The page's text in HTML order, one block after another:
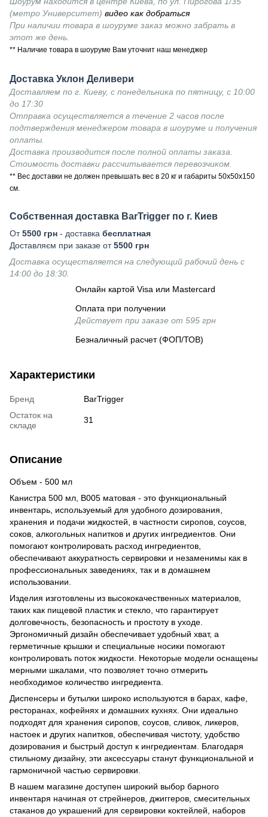
(метро Университет) видео как добраться
При наличии товара в шоуруме заказ можно забрать в
этот же день.
** Наличие товара в шоуруме Вам уточнит наш менеджер
Доставка Уклон Деливери
Доставляем по г. Киеву, с понедельника по пятницу, с 10:00
до 17:30
Отправка осуществляется в течение 2 часов после
подтверждения менеджером товара в шоуруме и получения
оплаты.
Доставка производится после полной оплаты заказа.
Стоимость доставки рассчитывается перевозчиком.
** Вес доставки не должен превышать вес в 20 кг и габариты 50х50х150
см.
Собственная доставка BarTrigger по г. Киев
От5500 грн - доставка бесплатная
Доставляєм при заказе от5500 грн
Доставка осуществляется на следующий рабочий день с
14:00 до 18:30.
Онлайн картой Visa или Mastercard
Оплата при получении
Действует при заказе от 595 грн
Безналичный расчет (ФОП/ТОВ)
Характеристики
Бренд
BarTrigger
Остаток на
складе
31
Описание
Объем - 500 мл
Канистра 500 мл, B005 матовая - это функциональный
инвентарь, используемый для удобного дозирования,
хранения и подачи жидкостей, в частности сиропов, соусов,
соков, алкогольных напитков и других ингредиентов. Они
помогают контролировать расход ингредиентов,
обеспечивают аккуратность сервировки и незаменимы как в
профессиональных заведениях, так и в домашнем
использовании.
Изделия изготовлены из высококачественных материалов,
таких как пищевой пластик и стекло, что гарантирует
долговечность, безопасность и простоту в уходе.
Эргономичный дизайн обеспечивает удобный хват, а
герметичные крышки и специальные носики помогают
контролировать поток жидкости. Некоторые модели оснащены
мерными шкалами, что позволяет точно отмерить
необходимое количество ингредиента.
Диспенсеры и бутылки широко используются в барах, кафе,
ресторанах, кофейнях и домашних кухнях. Они идеально
подходят для хранения сиропов, соусов, сливок, ликеров,
настоек и других напитков, обеспечивая чистоту, удобство
дозирования и быстрый доступ к ингредиентам. Благодаря
стильному дизайну, эти аксессуары станут функциональной и
гармоничной частью сервировки.
В нашем магазине доступен широкий выбор барного
инвентаря начиная от стрейнеров, джиггеров, смесительных
стаканов до украшений для сервировки коктейлей, наборов